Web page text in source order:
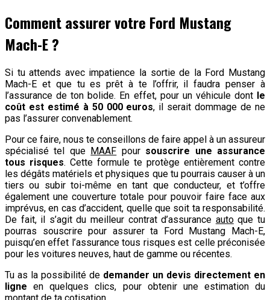
Comment assurer votre Ford Mustang
Mach-E ?
Si tu attends avec impatience la sortie de la Ford Mustang
Mach-E et que tu es prêt à te l’offrir, il faudra penser à
l’assurance de ton bolide. En effet, pour un véhicule dont le
coût est estimé à 50 000 euros, il serait dommage de ne
pas l’assurer convenablement.
Pour ce faire, nous te conseillons de faire appel à un assureur
spécialisé tel que MAAF pour souscrire une assurance
tous risques. Cette formule te protège entièrement contre
les dégâts matériels et physiques que tu pourrais causer à un
tiers ou subir toi-même en tant que conducteur, et t’offre
également une couverture totale pour pouvoir faire face aux
imprévus, en cas d’accident, quelle que soit ta responsabilité.
De fait, il s’agit du meilleur contrat d’assurance autoque tu
pourras souscrire pour assurer ta Ford Mustang Mach-E,
puisqu’en effet l’assurance tous risques est celle préconisée
pour les voitures neuves, haut de gamme ou récentes.
Tu as la possibilité de demander un devis directement en
ligne en quelques clics, pour obtenir une estimation du
montant de ta cotisation.